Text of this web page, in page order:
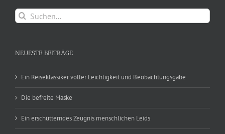
Suche
nach:
NEUESTE BEITRÄGE
Ein Reiseklassiker voller Leichtigkeit und Beobachtungsgabe
Die befreite Maske
Ein erschütterndes Zeugnis menschlichen Leids